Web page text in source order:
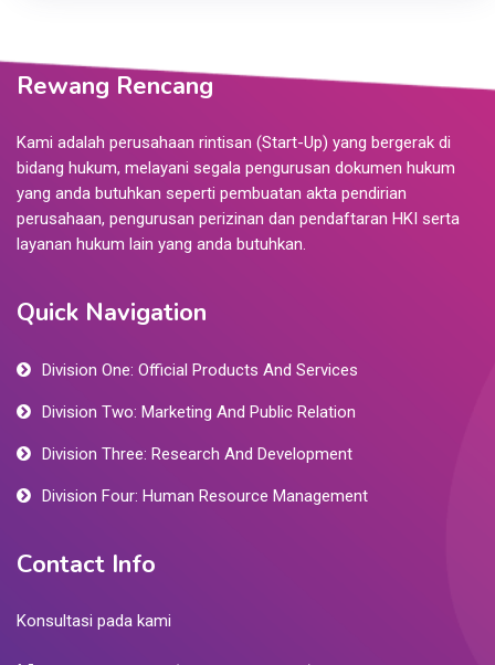
Rewang Rencang
Kami adalah perusahaan rintisan (Start-Up) yang bergerak di
bidang hukum, melayani segala pengurusan dokumen hukum
yang anda butuhkan seperti pembuatan akta pendirian
perusahaan, pengurusan perizinan dan pendaftaran HKI serta
layanan hukum lain yang anda butuhkan.
Quick Navigation
Division One: Official Products And Services
Division Two: Marketing And Public Relation
Division Three: Research And Development
Division Four: Human Resource Management
Contact Info
Konsultasi pada kami